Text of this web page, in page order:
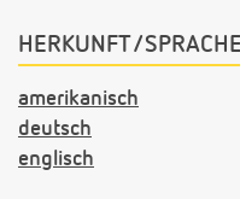
HERKUNFT/SPRACHE
amerikanisch
deutsch
englisch